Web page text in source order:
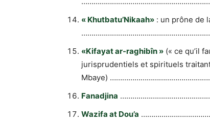
« Khutbatu’Nikaah» : un prône de
«Kifayat ar-raghibîn » (« ce qu’il
jurisprudentiels et spirituels
Mbaye)
Fanadjina
Wazifa at Dou’a